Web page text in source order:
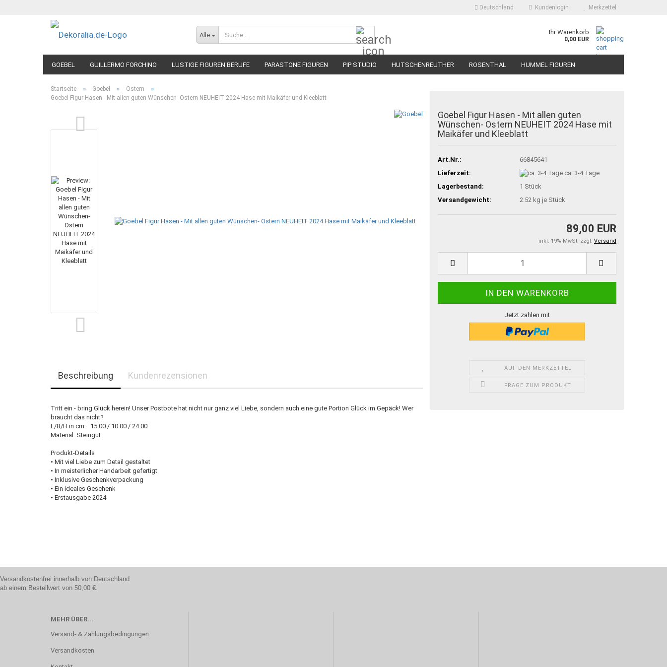
Deutschland Kundenlogin Merkzettel
Alle Ihr Warenkorb
0,00 EUR
GOEBEL GUILLERMO FORCHINO LUSTIGE FIGUREN BERUFE PARASTONE FIGUREN PIP STUDIO HUTSCHENREUTHER ROSENTHAL HUMMEL FIGUREN
Startseite » Goebel » Ostern »
Goebel Figur Hasen - Mit allen guten Wünschen- Ostern NEUHEIT 2024 Hase mit Maikäfer und Kleeblatt
Goebel Figur Hasen - Mit allen guten
Wünschen- Ostern NEUHEIT 2024 Hase mit
Maikäfer und Kleeblatt
Art.Nr.:
66845641
Lieferzeit:
ca. 3-4 Tage
Lagerbestand:
1 Stück
Versandgewicht:
2.52 kg je Stück
89,00 EUR
inkl. 19% MwSt. zzgl. Versand
Jetzt zahlen mit
AUF DEN MERKZETTEL
FRAGE ZUM PRODUKT
Beschreibung Kundenrezensionen
Tritt ein - bring Glück herein! Unser Postbote hat nicht nur ganz viel Liebe, sondern auch eine gute Portion Glück im Gepäck! Wer
braucht das nicht?
L/B/H in cm: 15.00 / 10.00 / 24.00
Material: Steingut
Produkt-Details
• Mit viel Liebe zum Detail gestaltet
• In meisterlicher Handarbeit gefertigt
• Inklusive Geschenkverpackung
• Ein ideales Geschenk
• Erstausgabe 2024
Versandkostenfrei innerhalb von Deutschland
ab einem Bestellwert von 50,00 €.
MEHR ÜBER...
Versand- & Zahlungsbedingungen
Versandkosten